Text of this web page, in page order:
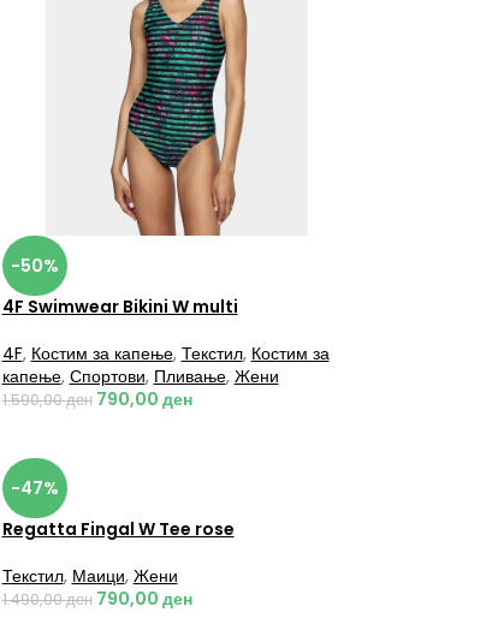
-50%
4F Swimwear Bikini W multi
4F, Костим за капење, Текстил, Костим за
капење, Спортови, Пливање, Жени
1.590,00ден 790,00 ден
-47%
Regatta Fingal W Tee rose
Текстил, Маици, Жени
1.490,00ден 790,00 ден